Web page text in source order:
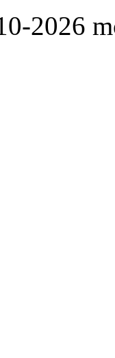
2026